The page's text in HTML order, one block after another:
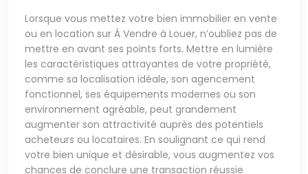
Lorsque vous mettez votre bien immobilier en vente
ou en location sur À Vendre à Louer, n’oubliez pas de
mettre en avant ses points forts. Mettre en lumière
les caractéristiques attrayantes de votre propriété,
comme sa localisation idéale, son agencement
fonctionnel, ses équipements modernes ou son
environnement agréable, peut grandement
augmenter son attractivité auprès des potentiels
acheteurs ou locataires. En soulignant ce qui rend
votre bien unique et désirable, vous augmentez vos
chances de conclure une transaction réussie